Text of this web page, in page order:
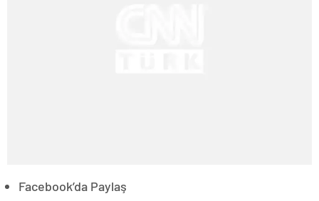
Facebook’da Paylaş